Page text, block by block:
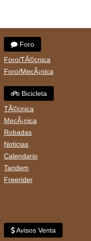
Foro
Foro/TÃ©cnica
Foro/MecÃ¡nica
Bicicleta
TÃ©cnica
MecÃ¡nica
Robadas
Noticias
Calendario
Tandem
Freerider
Avisos Venta